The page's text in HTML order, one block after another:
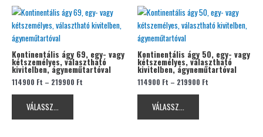
Kontinentális ágy 69, egy- vagy
kétszemélyes, választható
kivitelben, ágyneműtartóval
114900 Ft – 219900 Ft
VÁLASSZ...
Ennek
a
több
variációja
van.
A
Kontinentális ágy 50, egy- vagy
kétszemélyes, választható
kivitelben, ágyneműtartóval
114900 Ft – 219900 Ft
VÁLASSZ...
Ennek
a
több
variációja
van.
A